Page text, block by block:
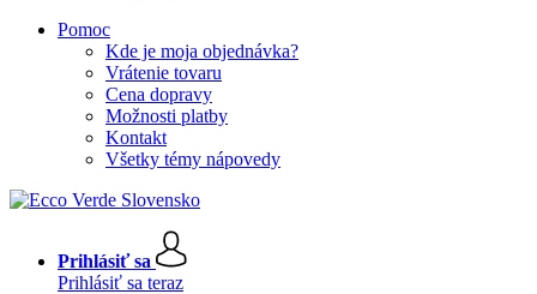
Pomoc
Kde je moja objednávka?
Vrátenie tovaru
Cena dopravy
Možnosti platby
Kontakt
Všetky témy nápovedy
Prihlásiť sa
Prihlásiť sa teraz